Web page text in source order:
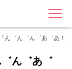
MENU
ん゛ん゛ん゛あ゛あ
ん゛あ゛